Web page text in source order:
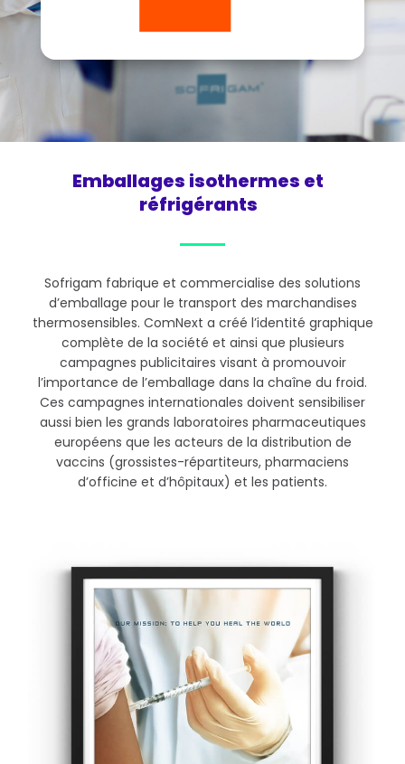
Emballages isothermes et
réfrigérants
Sofrigam fabrique et commercialise des solutions
d’emballage pour le transport des marchandises
thermosensibles. ComNext a créé l’identité graphique
complète de la société et ainsi que plusieurs
campagnes publicitaires visant à promouvoir
l’importance de l’emballage dans la chaîne du froid.
Ces campagnes internationales doivent sensibiliser
aussi bien les grands laboratoires pharmaceutiques
européens que les acteurs de la distribution de
vaccins (grossistes-répartiteurs, pharmaciens
d’officine et d’hôpitaux) et les patients.